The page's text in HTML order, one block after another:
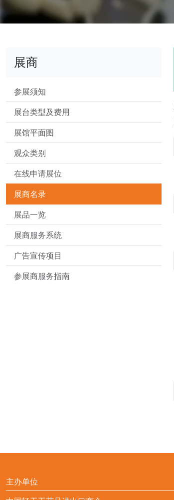
展商
参展须知
展台类型及费用
展馆平面图
观众类别
在线申请展位
展商名录
展品一览
展商服务系统
广告宣传项目
参展商服务指南
主办单位